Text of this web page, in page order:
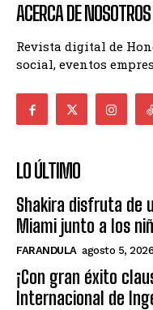
ACERCA DE NOSOTROS
Revista digital de
social, eventos
LO ÚLTIMO
Shakira disfruta de
Miami junto a los
FARANDULA agosto 5, 2026
¡Con gran éxito
Internacional de